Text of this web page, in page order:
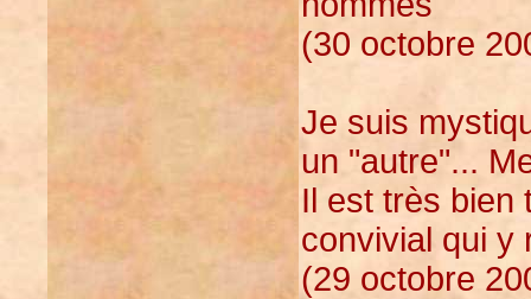
(30 octobre
Je suis
un "autre"...
Il est très bien
convivial qui y
(29 octobre